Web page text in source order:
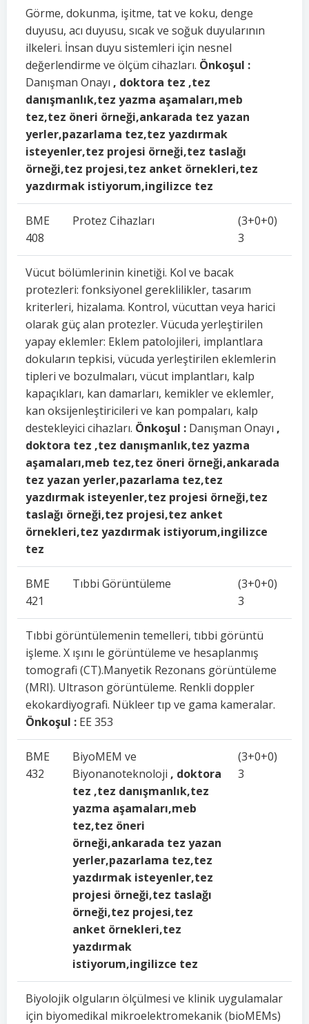
Görme, dokunma, işitme, tat ve koku, denge
duyusu, acı duyusu, sıcak ve soğuk duyularının
ilkeleri. İnsan duyu sistemleri için nesnel
değerlendirme ve ölçüm cihazları. Önkoşul :
Danışman Onayı , doktora tez ,tez
danışmanlık,tez yazma aşamaları,meb
tez,tez öneri örneği,ankarada tez yazan
yerler,pazarlama tez,tez yazdırmak
isteyenler,tez projesi örneği,tez taslağı
örneği,tez projesi,tez anket örnekleri,tez
yazdırmak istiyorum,ingilizce tez
BME
408
Protez Cihazları
(3+0+0)
3
Vücut bölümlerinin kinetiği. Kol ve bacak
protezleri: fonksiyonel gereklilikler, tasarım
kriterleri, hizalama. Kontrol, vücuttan veya harici
olarak güç alan protezler. Vücuda yerleştirilen
yapay eklemler: Eklem patolojileri, implantlara
dokuların tepkisi, vücuda yerleştirilen eklemlerin
tipleri ve bozulmaları, vücut implantları, kalp
kapaçıkları, kan damarları, kemikler ve eklemler,
kan oksijenleştiricileri ve kan pompaları, kalp
destekleyici cihazları. Önkoşul : Danışman Onayı ,
doktora tez ,tez danışmanlık,tez yazma
aşamaları,meb tez,tez öneri örneği,ankarada
tez yazan yerler,pazarlama tez,tez
yazdırmak isteyenler,tez projesi örneği,tez
taslağı örneği,tez projesi,tez anket
örnekleri,tez yazdırmak istiyorum,ingilizce
tez
BME
421
Tıbbi Görüntüleme
(3+0+0)
3
Tıbbi görüntülemenin temelleri, tıbbi görüntü
işleme. X ışını le görüntüleme ve hesaplanmış
tomografi (CT).Manyetik Rezonans görüntüleme
(MRI). Ultrason görüntüleme. Renkli doppler
ekokardiyografi. Nükleer tıp ve gama kameralar.
Önkoşul : EE 353
BME
432
BiyoMEM ve
Biyonanoteknoloji , doktora
tez ,tez danışmanlık,tez
yazma aşamaları,meb
tez,tez öneri
örneği,ankarada tez yazan
yerler,pazarlama tez,tez
yazdırmak isteyenler,tez
projesi örneği,tez taslağı
örneği,tez projesi,tez
anket örnekleri,tez
yazdırmak
istiyorum,ingilizce tez
(3+0+0)
3
Biyolojik olguların ölçülmesi ve klinik uygulamalar
için biyomedikal mikroelektromekanik (bioMEMs)